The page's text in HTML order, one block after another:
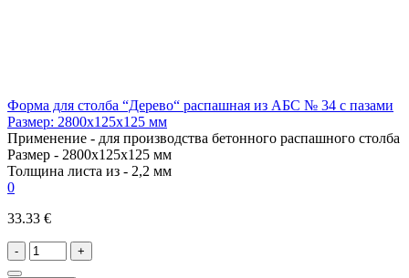
Форма для столба “Дерево“ распашная из АБС № 34 с пазами
Размер: 2800х125х125 мм
Применение - для производства бетонного распашного столба
Размер - 2800х125х125 мм
Толщина листа из - 2,2 мм
0
33.33 €
- +